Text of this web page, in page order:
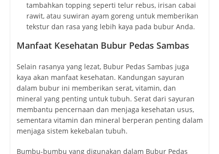
tambahkan topping seperti telur rebus, irisan cabai
rawit, atau suwiran ayam goreng untuk memberikan
tekstur dan rasa yang lebih kaya pada bubur Anda.
Manfaat Kesehatan Bubur Pedas Sambas
Selain rasanya yang lezat, Bubur Pedas Sambas juga
kaya akan manfaat kesehatan. Kandungan sayuran
dalam bubur ini memberikan serat, vitamin, dan
mineral yang penting untuk tubuh. Serat dari sayuran
membantu pencernaan dan menjaga kesehatan usus,
sementara vitamin dan mineral berperan penting dalam
menjaga sistem kekebalan tubuh.
Bumbu-bumbu yang digunakan dalam Bubur Pedas